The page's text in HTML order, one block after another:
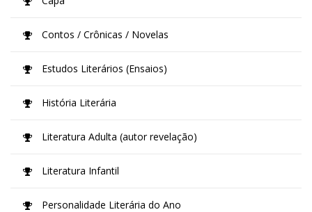
Contos / Crônicas / Novelas
Estudos Literários (Ensaios)
História Literária
Literatura Adulta (autor revelação)
Literatura Infantil
Personalidade Literária do Ano